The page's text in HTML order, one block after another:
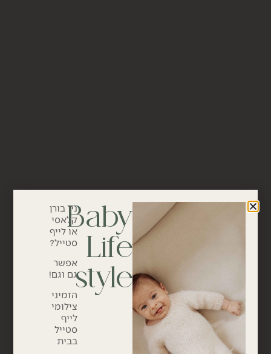
Baby
Life
style
ניו בורן
קלאסי
או לייף
סטייל?
אפשר
גם וגם!
הזמיני
צילומי
לייף
סטייל
בבית